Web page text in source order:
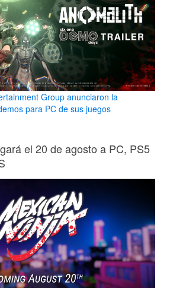
Group anunciaron la
para PC de sus juegos
el 20 de agosto a PC, PS5